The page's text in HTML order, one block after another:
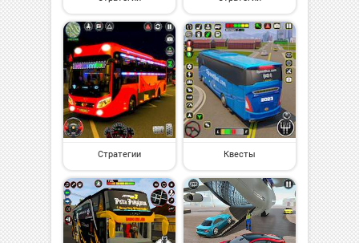
Стратегии Квесты